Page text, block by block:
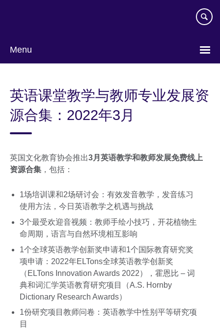
Menu
language
英语课堂教学与教师专业发展资
源合集：2022年3月
英国文化教育协会推出3月英语教学和教师发展免费线上
资源合集 ，包括：
1场培训课和2场研讨会：有效发音教学，发音练习
使用方法，今日英语教学之机遇与挑战
3个最受欢迎音视频：教师手绘小技巧，开花植物生
命周期，语言与自然环境相互影响
1个全球英语教学创新奖申请和1个国际教育研究奖
项申请：2022年ELTons全球英语教学创新奖
（ELTons Innovation Awards 2022），霍恩比 – 词
典和词汇学英语教育研究项目（A.S. Hornby
Dictionary Research Awards）
1份研究项目教师问卷：英语教学中性别平等研究项
目